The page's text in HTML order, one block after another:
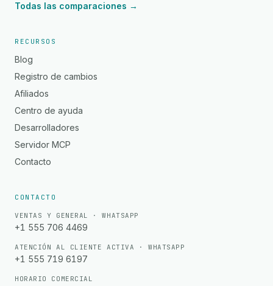
Todas las comparaciones →
RECURSOS
Blog
Registro de cambios
Afiliados
Centro de ayuda
Desarrolladores
Servidor MCP
Contacto
CONTACTO
VENTAS Y GENERAL · WHATSAPP
+1 555 706 4469
ATENCIÓN AL CLIENTE ACTIVA · WHATSAPP
+1 555 719 6197
HORARIO COMERCIAL